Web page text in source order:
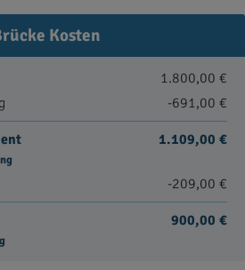
Kosten
1.800,00 €
-691,00 €
1.109,00 €
-209,00 €
900,00 €